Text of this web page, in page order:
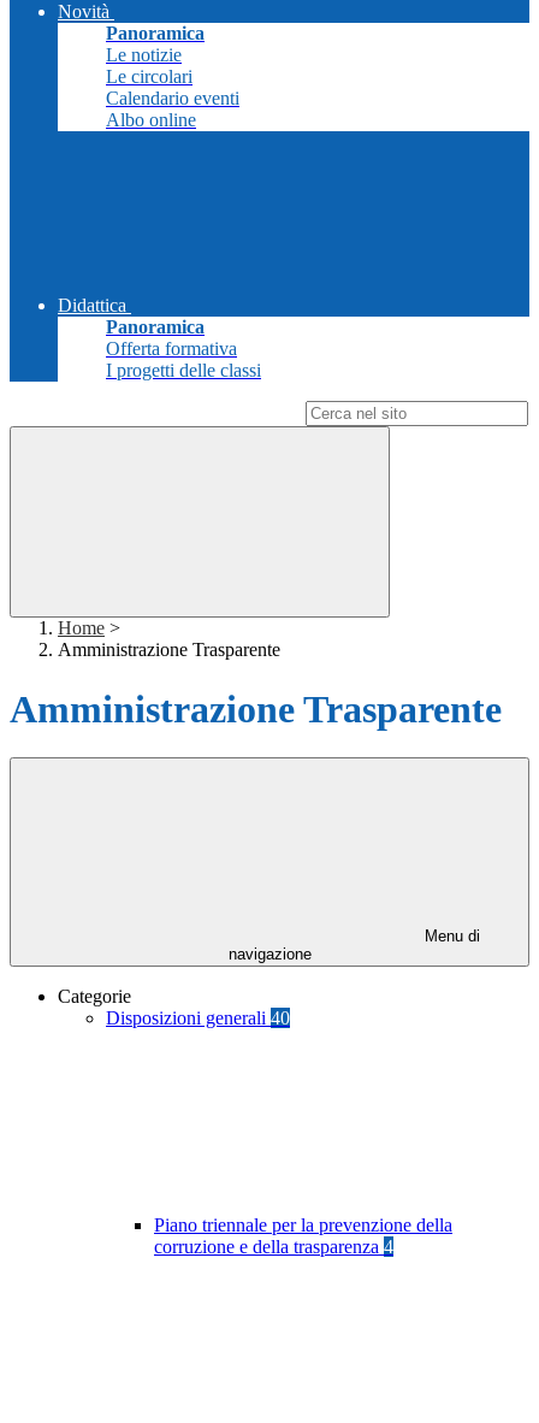
Novità
Panoramica
Le notizie
Le circolari
Calendario eventi
Albo online
Didattica
Panoramica
Offerta formativa
I progetti delle classi
Home >
Amministrazione Trasparente
Amministrazione Trasparente
Menu di
navigazione
Categorie
Disposizioni generali 40
Piano triennale per la prevenzione della
corruzione e della trasparenza 4